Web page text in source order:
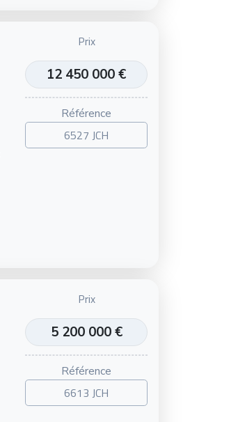
Prix
12 450 000 €
Référence
6527 JCH
Prix
5 200 000 €
Référence
6613 JCH